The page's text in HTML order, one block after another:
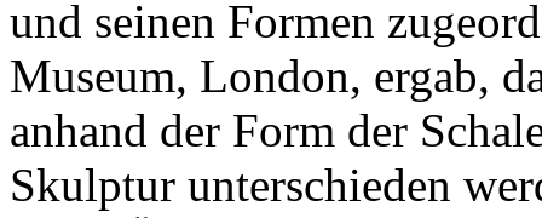
und seinen Formen
Museum, London, ergab,
anhand der Form der
Skulptur unterschieden